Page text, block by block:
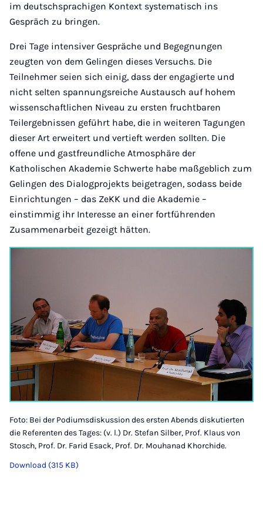
im deutschsprachigen Kontext systematisch ins
Gespräch zu bringen.
Drei Tage intensiver Gespräche und Begegnungen
zeugten von dem Gelingen dieses Versuchs. Die
Teilnehmer seien sich einig, dass der engagierte und
nicht selten spannungsreiche Austausch auf hohem
wissenschaftlichen Niveau zu ersten fruchtbaren
Teilergebnissen geführt habe, die in weiteren Tagungen
dieser Art erweitert und vertieft werden sollten. Die
offene und gastfreundliche Atmosphäre der
Katholischen Akademie Schwerte habe maßgeblich zum
Gelingen des Dialogprojekts beigetragen, sodass beide
Einrichtungen – das ZeKK und die Akademie –
einstimmig ihr Interesse an einer fortführenden
Zusammenarbeit gezeigt hätten.
Foto: Bei der Podiumsdiskussion des ersten Abends diskutierten
die Referenten des Tages: (v. l.) Dr. Stefan Silber, Prof. Klaus von
Stosch, Prof. Dr. Farid Esack, Prof. Dr. Mouhanad Khorchide.
Download (315 KB)